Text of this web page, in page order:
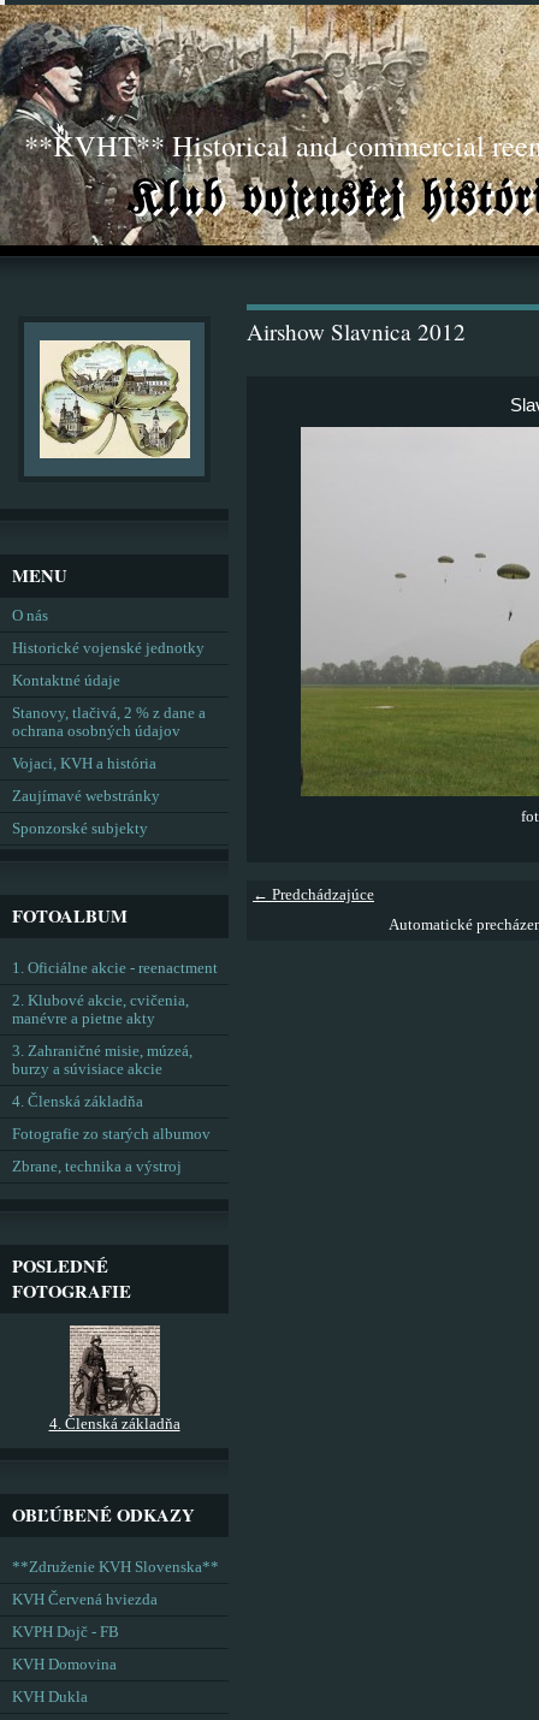
**KVHT** Historical and commercial
Airshow Slavnica 2012
← Predchádzajúce
Automatické
MENU
O nás
Historické vojenské jednotky
Kontaktné údaje
Stanovy, tlačivá, 2 % z dane a
ochrana osobných údajov
Vojaci, KVH a história
Zaujímavé webstránky
Sponzorské subjekty
FOTOALBUM
1. Oficiálne akcie - reenactment
2. Klubové akcie, cvičenia,
manévre a pietne akty
3. Zahraničné misie, múzeá,
burzy a súvisiace akcie
4. Členská základňa
Fotografie zo starých albumov
Zbrane, technika a výstroj
POSLEDNÉ
FOTOGRAFIE
4. Členská základňa
OBĽÚBENÉ ODKAZY
**Združenie KVH Slovenska**
KVH Červená hviezda
KVPH Dojč - FB
KVH Domovina
KVH Dukla